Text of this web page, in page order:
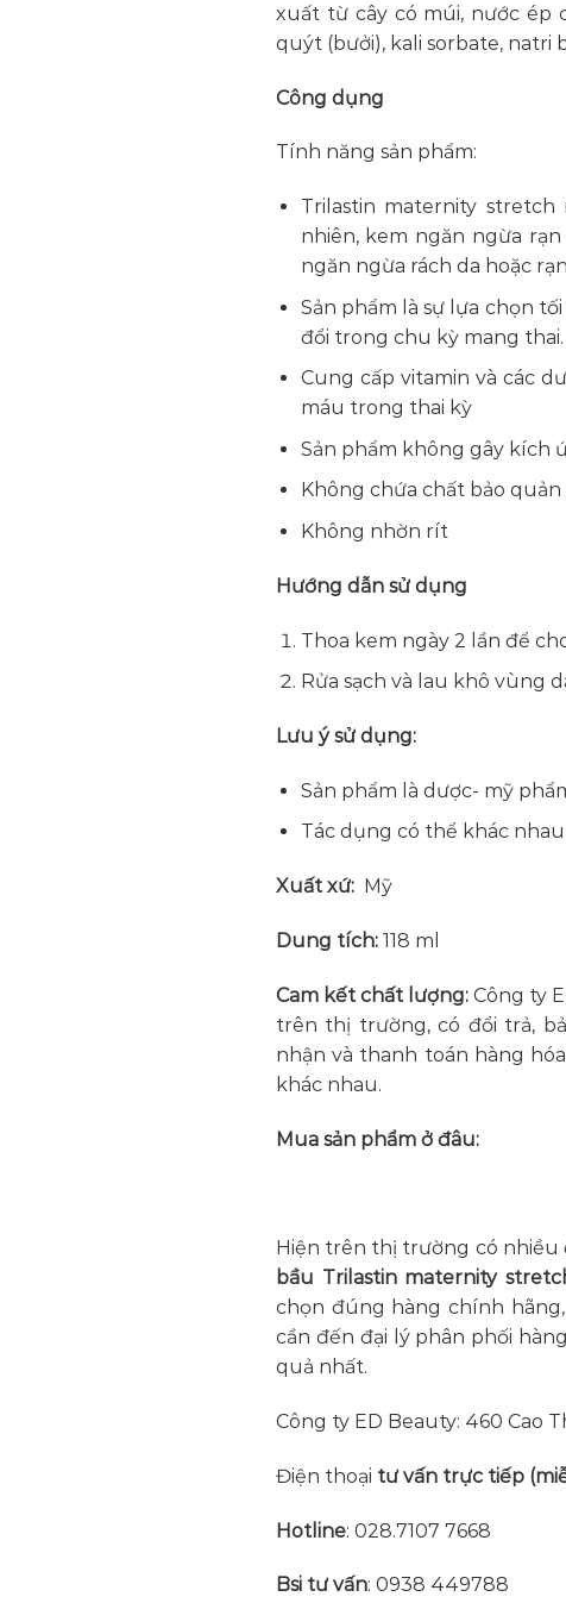
xuất từ ​​cây có múi, nước ép
quýt (bưởi), kali sorbate, natri
Công dụng
Tính năng sản phẩm:
Trilastin maternity
nhiên, kem ngăn ngừa
ngăn ngừa rách da hoặc
Sản phẩm là sự lựa chọn
đổi trong chu kỳ mang thai.
Cung cấp vitamin và các
máu trong thai kỳ
Sản phẩm không gây kích
Không chứa chất bảo quản
Không nhờn rít
Hướng dẫn sử dụng
Thoa kem ngày 2 lần để
Rửa sạch và lau khô vùng
Lưu ý sử dụng:
Sản phẩm là dược- mỹ
Tác dụng có thể khác
Xuất xứ: Mỹ
Dung tích:118 ml
Cam kết chất lượng:Công ty
trên thị trường, có đổi trả,
nhận và thanh toán hàng
khác nhau.
Mua sản phẩm ở đâu:
Hiện trên thị trường có nhiều
bầu Trilastin maternity
chọn đúng hàng chính
cần đến đại lý phân phối
quả nhất.
Công ty ED Beauty: 460 Cao
Điện thoại tư vấn trực tiếp
Hotline: 028.7107 7668
Bsi tư vấn: 0938 449788